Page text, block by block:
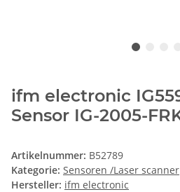
ifm electronic
Sensor IG-2005-
Artikelnummer: B52789
Kategorie: Sensoren /Laser scanner
Hersteller: ifm electronic